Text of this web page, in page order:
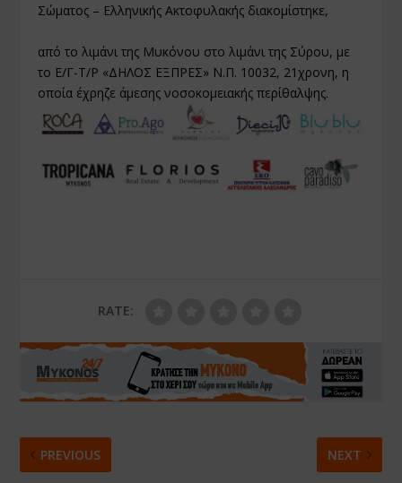
Σώματος – Ελληνικής Ακτοφυλακής διακομίστηκε,
από το λιμάνι της Μυκόνου στο λιμάνι της Σύρου, με
το Ε/Γ-Τ/Ρ «ΔΗΛΟΣ ΕΞΠΡΕΣ» Ν.Π. 10032, 21χρονη, η
οποία έχρηζε άμεσης νοσοκομειακής περίθαλψης.
RATE:
PREVIOUS NEXT